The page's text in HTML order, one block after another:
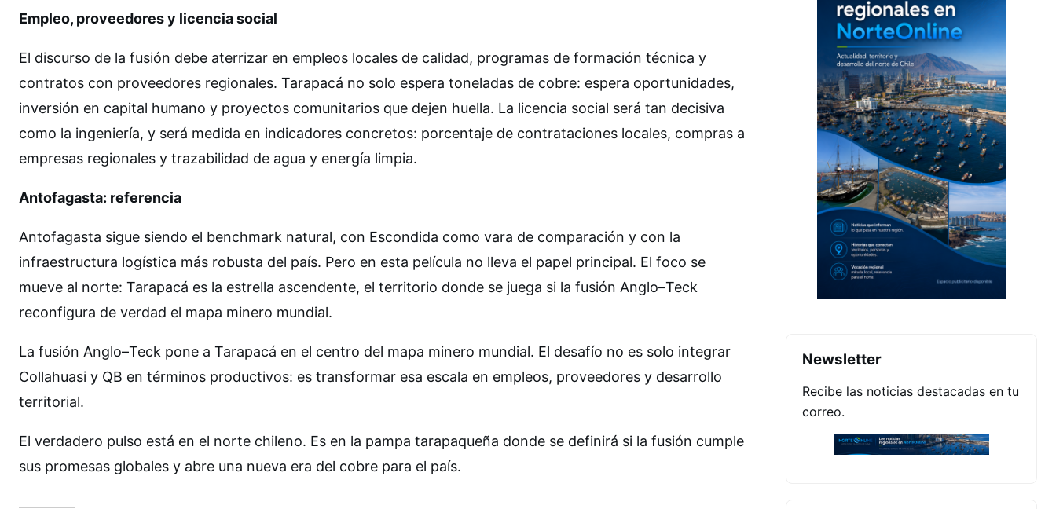
Empleo, proveedores y licencia social
El discurso de la fusión debe aterrizar en empleos locales de calidad, programas de formación técnica y
contratos con proveedores regionales. Tarapacá no solo espera toneladas de cobre: espera oportunidades,
inversión en capital humano y proyectos comunitarios que dejen huella. La licencia social será tan decisiva
como la ingeniería, y será medida en indicadores concretos: porcentaje de contrataciones locales, compras a
empresas regionales y trazabilidad de agua y energía limpia.
Antofagasta: referencia
Antofagasta sigue siendo el benchmark natural, con Escondida como vara de comparación y con la
infraestructura logística más robusta del país. Pero en esta película no lleva el papel principal. El foco se
mueve al norte: Tarapacá es la estrella ascendente, el territorio donde se juega si la fusión Anglo–Teck
reconfigura de verdad el mapa minero mundial.
La fusión Anglo–Teck pone a Tarapacá en el centro del mapa minero mundial. El desafío no es solo integrar
Collahuasi y QB en términos productivos: es transformar esa escala en empleos, proveedores y desarrollo
territorial.
El verdadero pulso está en el norte chileno. Es en la pampa tarapaqueña donde se definirá si la fusión cumple
sus promesas globales y abre una nueva era del cobre para el país.
Newsletter
Recibe las noticias destacadas en tu
correo.